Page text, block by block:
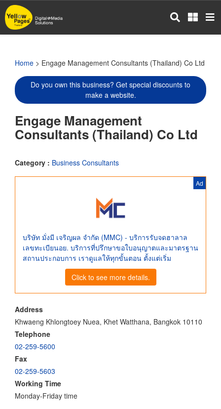
Skip
to
main
Home > Engage Management Consultants (Thailand) Co Ltd
Do you own this business? Get special discounts to
make a website.
Engage Management
Consultants (Thailand) Co Ltd
Category : Business Consultants
Ad
บริษัท มั่งมี เจริญผล จำกัด (MMC) - บริการรับจดฮาลาล
เลขทะเบียนอย. บริการที่ปรึกษาขอใบอนุญาตและมาตรฐาน
สถานประกอบการ เราดูแลให้ทุกขั้นตอน ตั้งแต่เริ่ม
Click to see more details.
Address
Khwaeng Khlongtoey Nuea, Khet Watthana, Bangkok 10110
Telephone
02-259-5600
Fax
02-259-5603
Working Time
Monday-Friday time